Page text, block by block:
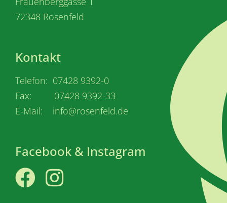
72348 Rosenfeld
Kontakt
Telefon: 07428 9392-0
Fax: 07428 9392-33
E-Mail: info@rosenfeld.de
Facebook & Instagram